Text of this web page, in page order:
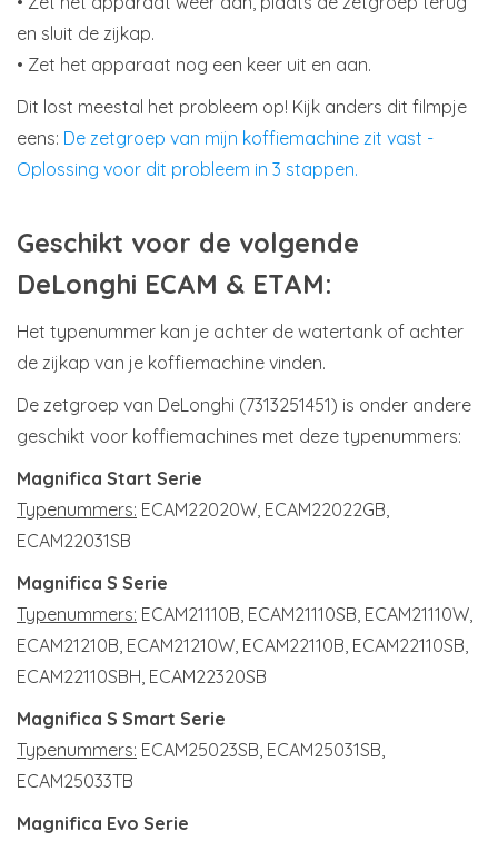
en sluit de zijkap.
• Zet het apparaat nog een keer uit en aan.
Dit lost meestal het probleem op! Kijk anders dit filmpje
eens: De zetgroep van mijn koffiemachine zit vast -
Oplossing voor dit probleem in 3 stappen.
Geschikt voor de volgende
DeLonghi ECAM & ETAM:
Het typenummer kan je achter de watertank of achter
de zijkap van je koffiemachine vinden.
De zetgroep van DeLonghi (7313251451) is onder andere
geschikt voor koffiemachines met deze typenummers:
Magnifica Start Serie
Typenummers: ECAM22020W, ECAM22022GB,
ECAM22031SB
Magnifica S Serie
Typenummers: ECAM21110B, ECAM21110SB, ECAM21110W,
ECAM21210B, ECAM21210W, ECAM22110B, ECAM22110SB,
ECAM22110SBH, ECAM22320SB
Magnifica S Smart Serie
Typenummers: ECAM25023SB, ECAM25031SB,
ECAM25033TB
Magnifica Evo Serie